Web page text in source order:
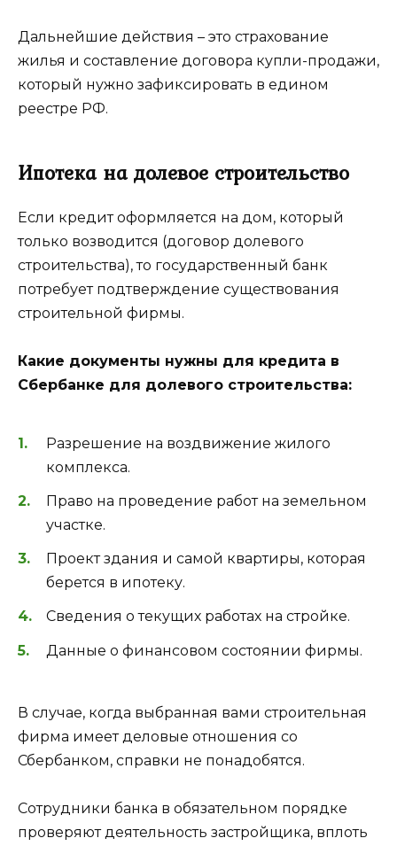
Дальнейшие действия – это страхование
жилья и составление договора купли-продажи,
который нужно зафиксировать в едином
реестре РФ.
Ипотека на долевое строительство
Если кредит оформляется на дом, который
только возводится (договор долевого
строительства), то государственный банк
потребует подтверждение существования
строительной фирмы.
Какие документы нужны для кредита в
Сбербанке для долевого строительства:
Разрешение на воздвижение жилого
комплекса.
Право на проведение работ на земельном
участке.
Проект здания и самой квартиры, которая
берется в ипотеку.
Сведения о текущих работах на стройке.
Данные о финансовом состоянии фирмы.
В случае, когда выбранная вами строительная
фирма имеет деловые отношения со
Сбербанком, справки не понадобятся.
Сотрудники банка в обязательном порядке
проверяют деятельность застройщика, вплоть